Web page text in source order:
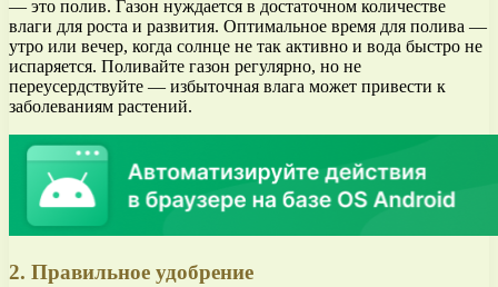
— это полив. Газон нуждается в достаточном количестве
влаги для роста и развития. Оптимальное время для полива —
утро или вечер, когда солнце не так активно и вода быстро не
испаряется. Поливайте газон регулярно, но не
переусердствуйте — избыточная влага может привести к
заболеваниям растений.
2. Правильное удобрение